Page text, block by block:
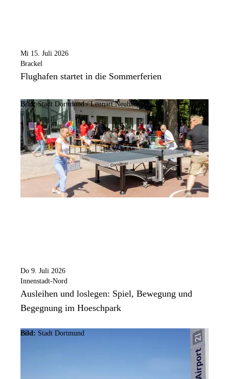
Mi 15. Juli 2026
Brackel
Flughafen startet in die Sommerferien
Bild:Stadt Dortmund /Lennart Neuhaus
Do 9. Juli 2026
Innenstadt-Nord
Ausleihen und loslegen: Spiel, Bewegung und
Begegnung im Hoeschpark
Bild: Stadt Dortmund